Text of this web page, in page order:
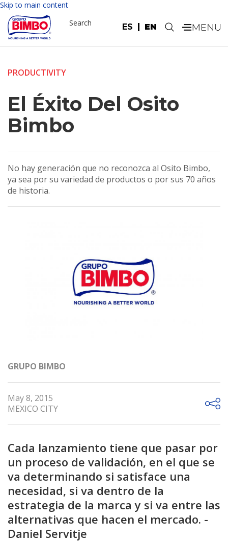
Skip to main content
ES EN
Search .
PRODUCTIVITY
El Éxito Del Osito
Bimbo
No hay generación que no reconozca al Osito Bimbo,
ya sea por su variedad de productos o por sus 70 años
de historia.
GRUPO BIMBO
May 8, 2015
MEXICO CITY
Cada lanzamiento tiene que pasar por
un proceso de validación, en el que se
va determinando si satisface una
necesidad, si va dentro de la
estrategia de la marca y si va entre las
alternativas que hacen el mercado. -
Daniel Servitje